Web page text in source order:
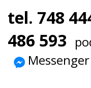
tel. 748
486 593
Messenger